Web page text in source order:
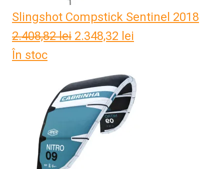
Slingshot Compstick Sentinel 2018
2.408,82lei Prețul
fost:
2.408,82 lei.
2.348,32 lei
2.348,32 lei.
În stoc